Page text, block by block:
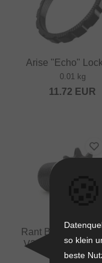
Arise "Echo"
0.01 kg
11.72 EUR
Rant BMX
V2 Freecoaster"
0.02 kg
so klein
beste